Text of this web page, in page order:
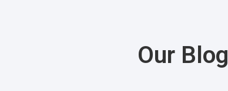
Our Blog